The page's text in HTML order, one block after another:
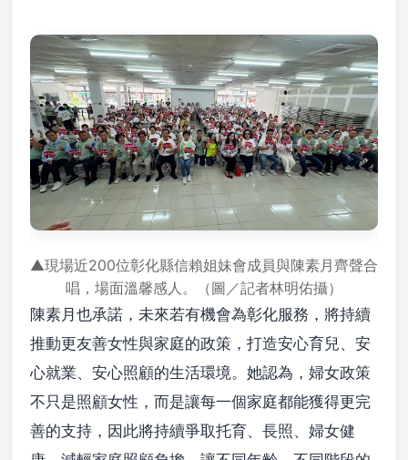
▲現場近200位彰化縣信賴姐妹會成員與陳素月齊聲合
唱，場面溫馨感人。（圖／記者林明佑攝）
陳素月也承諾，未來若有機會為彰化服務，將持續
推動更友善女性與家庭的政策，打造安心育兒、安
心就業、安心照顧的生活環境。她認為，婦女政策
不只是照顧女性，而是讓每一個家庭都能獲得更完
善的支持，因此將持續爭取托育、長照、婦女健